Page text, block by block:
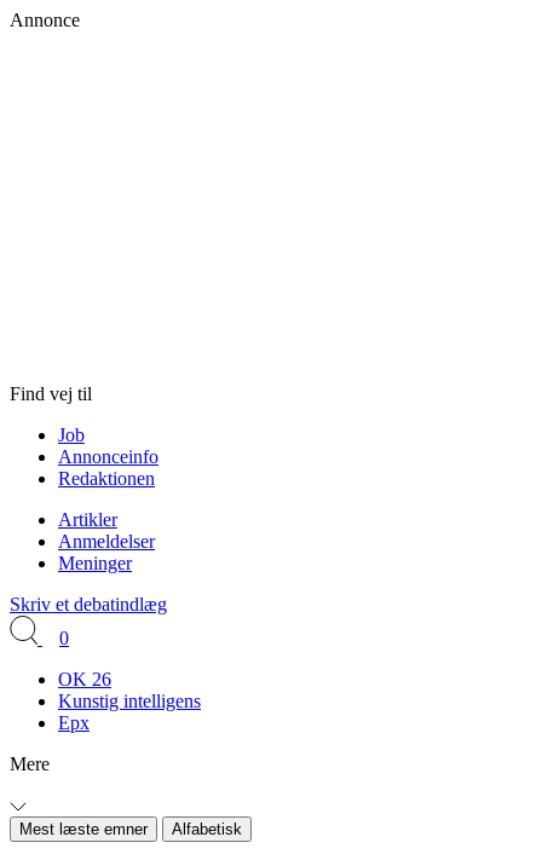
Annonce
Find vej til
Job
Annonceinfo
Redaktionen
Artikler
Anmeldelser
Meninger
Skriv et debatindlæg
0
OK 26
Kunstig intelligens
Epx
Mere
Mest læste emner Alfabetisk